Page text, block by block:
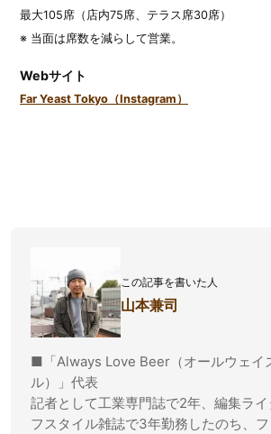
最大105席（店内75席、テラス席30席）
※ 当面は席数を減らして営業。
Webサイト
Far Yeast Tokyo（Instagram）
この記事を書いた人
山本兼司
■「Always Love Beer（オールウェイ
ル）」代表
記者として工業専門誌で2年、編集ラ
フスタイル雑誌で3年勤務したのち、フ